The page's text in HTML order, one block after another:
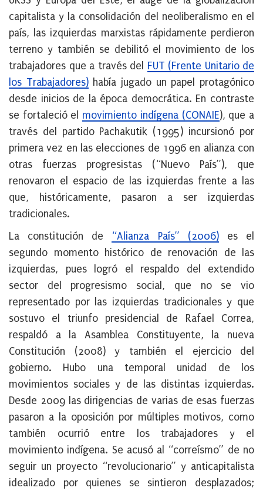
capitalista y la consolidación del neoliberalismo en el
país, las izquierdas marxistas rápidamente perdieron
terreno y también se debilitó el movimiento de los
trabajadores que a través del
FUT (Frente Unitario de
los Trabajadores)había jugado un papel protagónico
desde inicios de la época democrática. En contraste
se fortaleció el movimiento indígena (CONAIE), que a
través del partido Pachakutik (1995) incursionó por
primera vez en las elecciones de 1996 en alianza con
otras fuerzas progresistas (“Nuevo País”), que
renovaron el espacio de las izquierdas frente a las
que, históricamente, pasaron a ser izquierdas
tradicionales.
La constitución de “Alianza País” (2006)es el
segundo momento histórico de renovación de las
izquierdas, pues logró el respaldo del extendido
sector del progresismo social, que no se vio
representado por las izquierdas tradicionales y que
sostuvo el triunfo presidencial de Rafael Correa,
respaldó a la Asamblea Constituyente, la nueva
Constitución (2008) y también el ejercicio del
gobierno. Hubo una temporal unidad de los
movimientos sociales y de las distintas izquierdas.
Desde 2009 las dirigencias de varias de esas fuerzas
pasaron a la oposición por múltiples motivos, como
también ocurrió entre los trabajadores y el
movimiento indígena. Se acusó al “correísmo” de no
seguir un proyecto “revolucionario” y anticapitalista
idealizado por quienes se sintieron desplazados;